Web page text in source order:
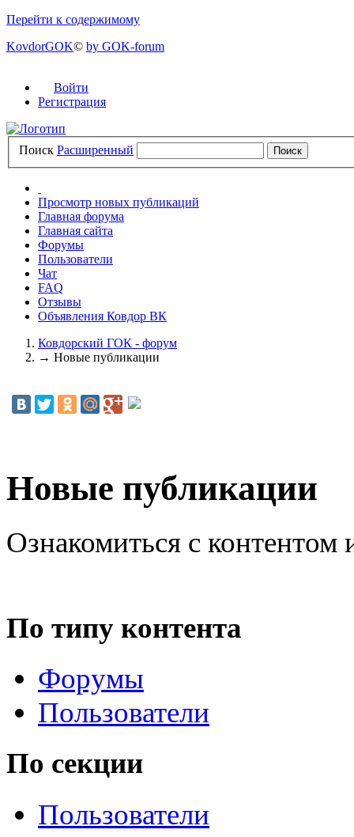
Перейти к содержимому
KovdorGOK© by GOK-forum
Войти
Регистрация
Поиск Расширенный
Просмотр новых публикаций
Главная форума
Главная сайта
Форумы
Пользователи
Чат
FAQ
Отзывы
Объявления Ковдор ВК
Ковдорский ГОК - форум
→ Новые публикации
Новые публикации
Ознакомиться с контентом
По типу контента
Форумы
Пользователи
По секции
Пользователи